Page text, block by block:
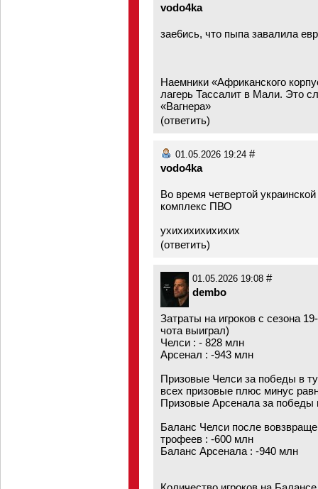
vodo4ka
зае6ись, что пыпа завалила
Наемники «Африканского
лагерь Тассалит в Мали. Это
«Вагнера»
(ответить)
01.05.2026 19:24 #
vodo4ka
Во время четвертой
комплекс ПВО
ухихихихихихих
(ответить)
01.05.2026 19:08 #
dembo
Затраты на игроков с сезона
чота выиграл)
Челси : - 828 млн
Арсенал : -943 млн
Призовые Челси за победы в
всех призовые плюс минус
Призовые Арсенала за победы
Баланс Челси после
трофеев : -600 млн
Баланс Арсенала : -940 млн